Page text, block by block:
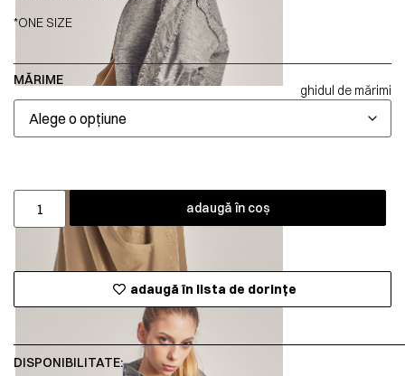
*ONE SIZE
MĂRIME
ghidul de mărimi
adaugă în coș
adaugă în lista de dorințe
DISPONIBILITATE: